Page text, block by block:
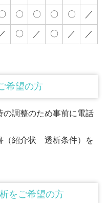
〇 〇 〇 〇 ／
／ 〇 ／ 〇 ／ ／
希望の方
の調整のため事前に電話
（紹介状 透析条件）を
をご希望の方